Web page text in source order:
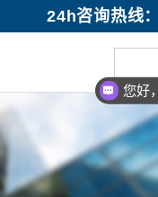
24h咨询热线
您